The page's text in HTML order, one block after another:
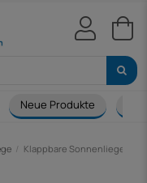
Neue Produkte
Klappbare Sonnenliegen